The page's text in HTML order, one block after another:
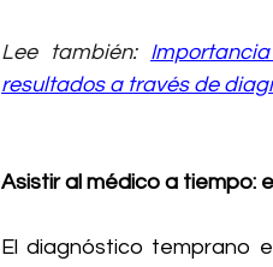
Lee también:
resultados a través de
Asistir al médico a tiempo:
El diagnóstico temprano